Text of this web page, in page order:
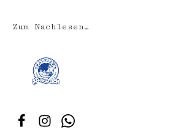
Zum Nachlesen…